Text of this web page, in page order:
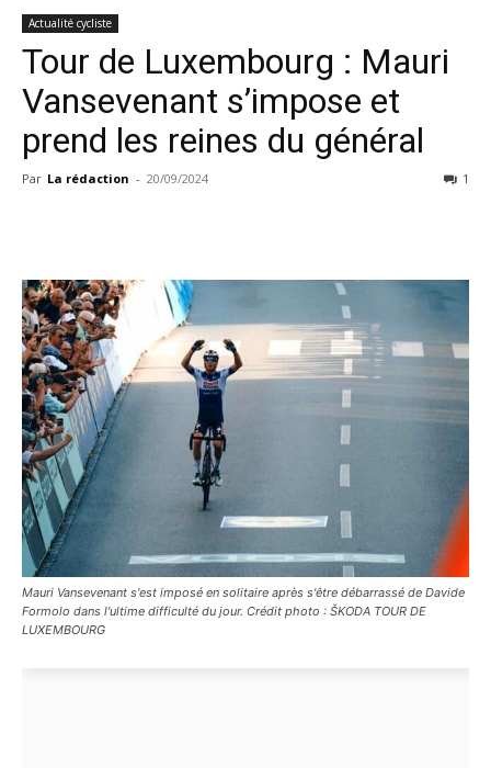
Actualité cycliste
Tour de Luxembourg : Mauri
Vansevenant s’impose et
prend les reines du général
Par La rédaction - 20/09/2024 1
Mauri Vansevenant s'est imposé en solitaire après s'être débarrassé de Davide
Formolo dans l'ultime difficulté du jour. Crédit photo : ŠKODA TOUR DE
LUXEMBOURG